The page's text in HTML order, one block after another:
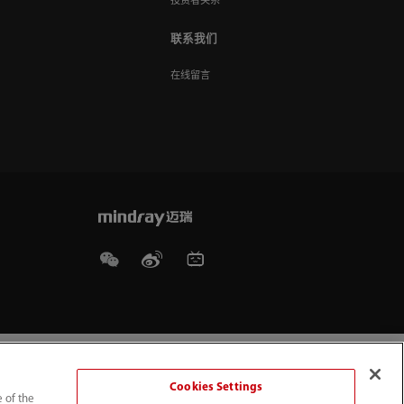
联系我们
在线留言
of the
Cookies Settings